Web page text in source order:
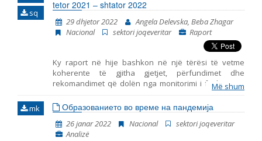
sq
tetor 2021 – shtator 2022
29 dhjetor 2022
Angela Delevska, Beba Zhagar
Nacional
sektori joqeveritar Raport
Ky raport në hije bashkon në një tërësi të vetme
koherente të gjitha gjetjet, përfundimet dhe
rekomandimet që dolën nga monitorimi i fushave të
përfshira në Kapitullin 23 – Gjyqësori dhe të drejtat
themelore. Ky është raporti i shtatë i tillë i publikuar
nga Instituti për Politika Evropiane (EPI) – Shkup, duke
marrë parasysh komentet dhe opinionet e
organizatave joqeveritare. Gjashtë periudhat e
Më shum
mk Образованието во време на пандемија
26 janar 2022 Nacional
sektori joqeveritar
Analizë